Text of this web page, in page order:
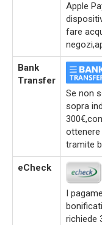
Apple
fare
Bank
Transfer
Se non
sopra
tramite
eCheck
I
richiede